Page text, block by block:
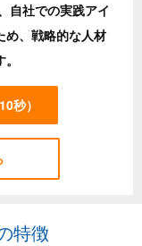
自社での実践アイ
め、戦略的な人材
秒）
特徴